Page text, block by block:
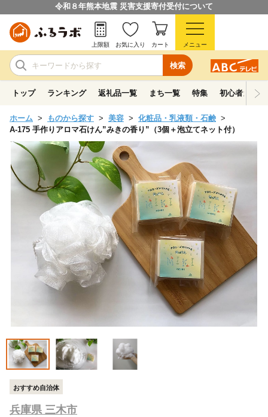
令和８年熊本地震 災害支援寄付受付について
検索
上限額 お気に入り カート メニュー
トップ ランキング 返礼品一覧 まち一覧 特集 初心者ガイド
ホーム ものから探す 美容
化粧品・乳液類・石鹸
A-175 手作りアロマ石けん”みきの香り”（3個＋泡立てネット付）
おすすめ自治体
兵庫県 三木市